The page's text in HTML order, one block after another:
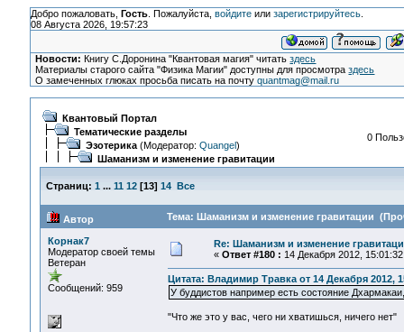
Добро пожаловать, Гость. Пожалуйста, войдитеили зарегистрируйтесь.
08 Августа 2026, 19:57:23
Новости: Книгу С.Доронина "Квантовая магия" читатьздесь
Материалы старого сайта "Физика Магии" доступны для просмотраздесь
О замеченных глюках просьба писать на почтуquantmag@mail.ru
Квантовый Портал
Тематические разделы
Эзотерика(Модератор: Quangel)
Шаманизм и изменение гравитации
0
Страниц: 1 ... 11 12[13] 14 Все
Автор Тема: Шаманизм и изменение гравитации
Корнак7
Модератор своей темы
Ветеран
Сообщений: 959
Re: Шаманизм и изменение
« Ответ #180 : 14 Декабря 2012,
Цитата: Владимир Травка от 14 Декабря 2012,
У буддистов например есть состояние
"Что же это у вас, чего ни хватишься, ничего нет"